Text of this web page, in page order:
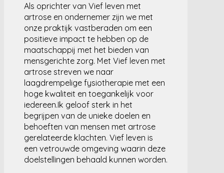
Als oprichter van Vief leven met
artrose en ondernemer zijn we met
onze praktijk vastberaden om een
positieve impact te hebben op de
maatschappij met het bieden van
mensgerichte zorg. Met Vief leven met
artrose streven we naar
laagdrempelige fysiotherapie met een
hoge kwaliteit en toegankelijk voor
iedereen.Ik geloof sterk in het
begrijpen van de unieke doelen en
behoeften van mensen met artrose
gerelateerde klachten. Vief leven is
een vetrouwde omgeving waarin deze
doelstellingen behaald kunnen worden.